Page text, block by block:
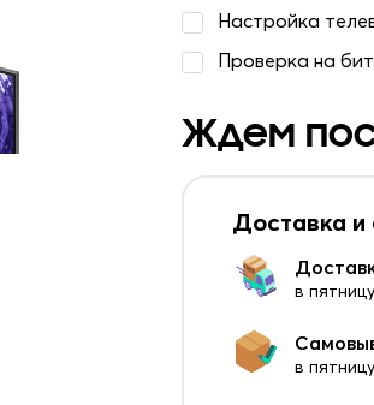
Настройка
Проверка на
Ждем
Доставка и
в
в